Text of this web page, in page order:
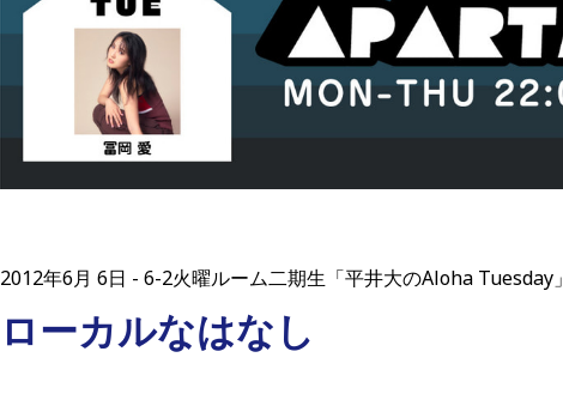
2012年6月 6日 6-2火曜ルーム二期生「平井大のAloha Tuesday」
ローカルなはなし